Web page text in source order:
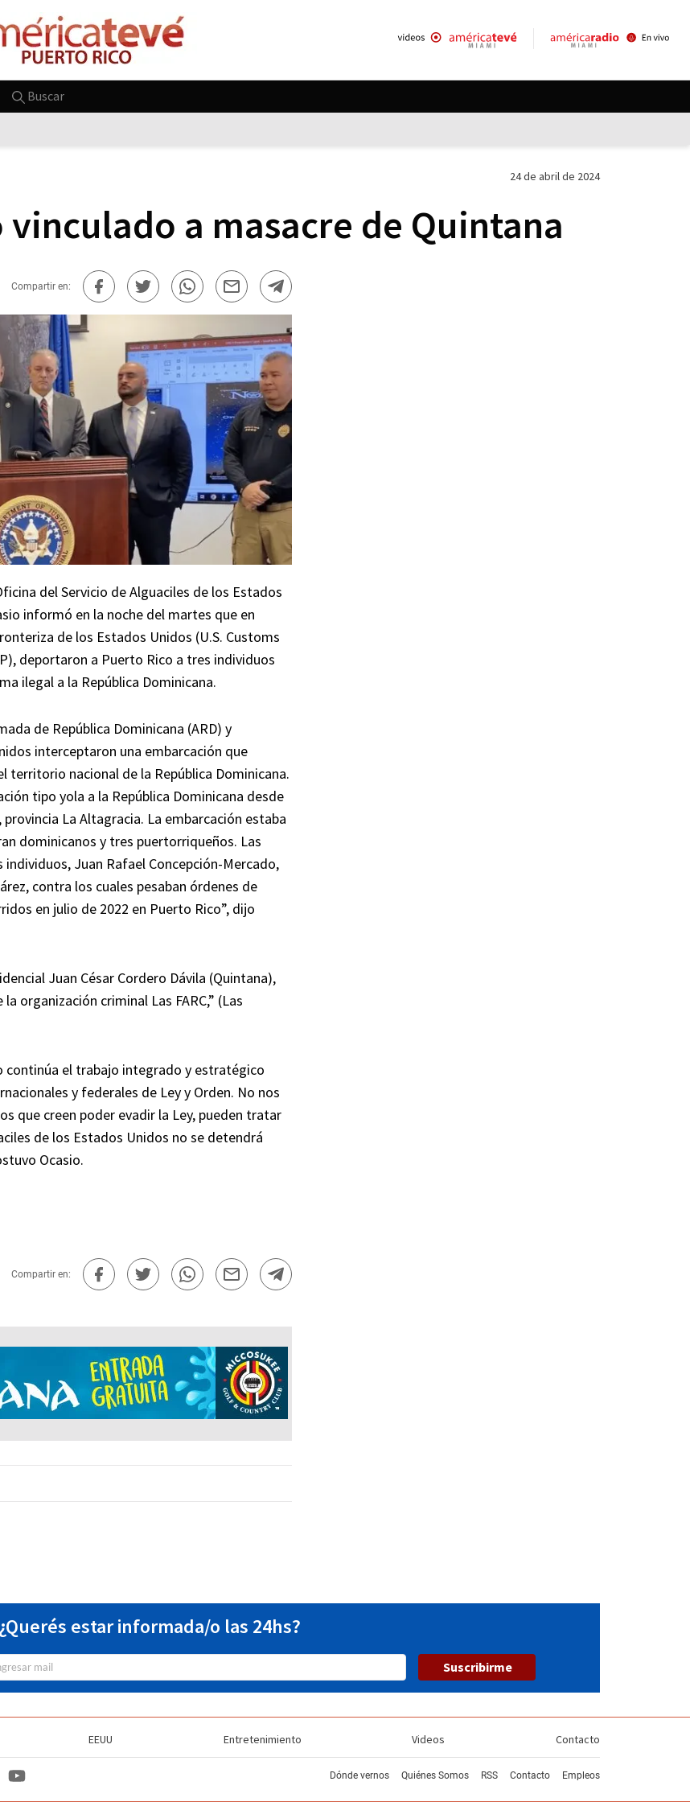
Buscar
24 de abril de 2024
a masacre de Quintana
Compartir en:
del Servicio de Alguaciles de los Estados
informó en la noche del martes que en
de los Estados Unidos (U.S. Customs
deportaron a Puerto Rico a tres individuos
ilegal a la República Dominicana.
de República Dominicana (ARD) y
interceptaron una embarcación que
territorio nacional de la República Dominicana.
tipo yola a la República Dominicana desde
La Altagracia. La embarcación estaba
dominicanos y tres puertorriqueños. Las
Juan Rafael Concepción-Mercado,
contra los cuales pesaban órdenes de
en julio de 2022 en Puerto Rico”, dijo
Juan César Cordero Dávila (Quintana),
organización criminal Las FARC,” (Las
continúa el trabajo integrado y estratégico
y federales de Ley y Orden. No nos
que creen poder evadir la Ley, pueden tratar
de los Estados Unidos no se detendrá
Ocasio.
Compartir en:
¿Querés estar informada/o las 24hs?
Suscribirme
EEUU Entretenimiento Videos Contacto
Dónde vernos Quiénes Somos RSS Contacto Empleos